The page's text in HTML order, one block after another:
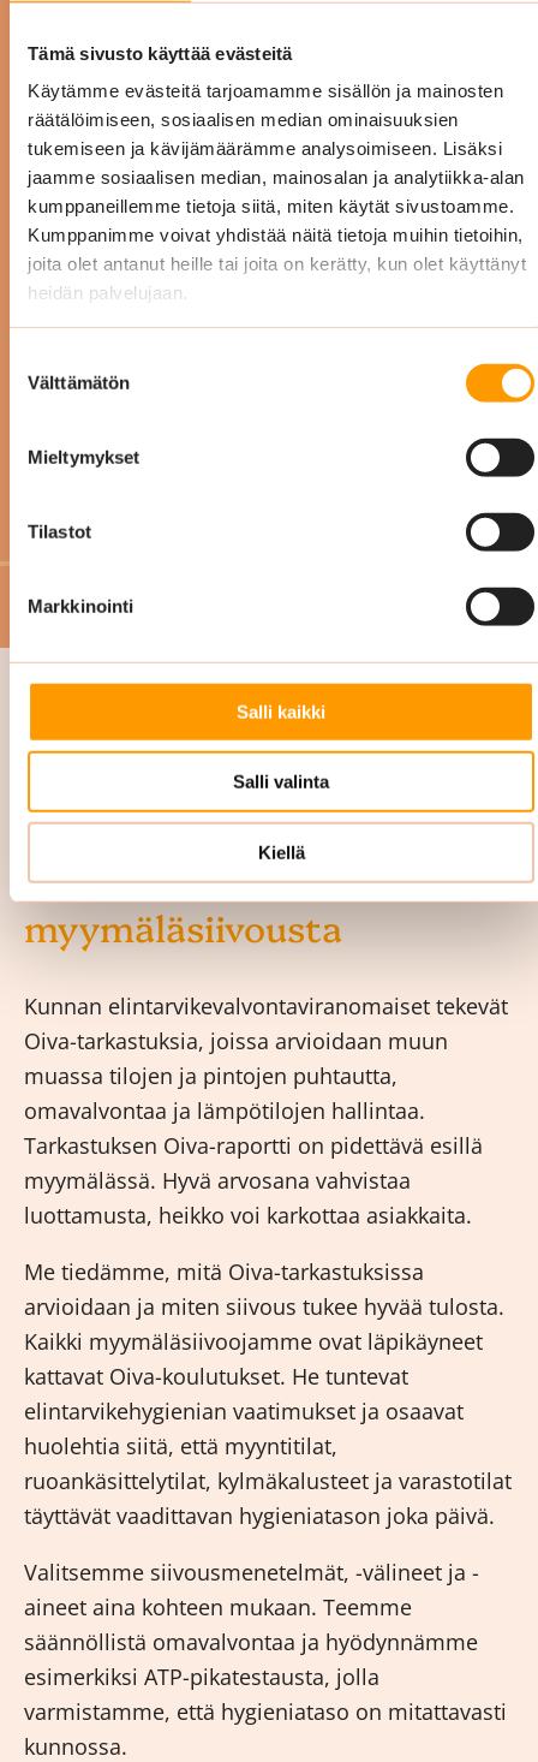
Tämä sivusto käyttää evästeitä
Käytämme evästeitä tarjoamamme sisällön ja mainosten
räätälöimiseen, sosiaalisen median ominaisuuksien
tukemiseen ja kävijämäärämme analysoimiseen. Lisäksi
jaamme sosiaalisen median, mainosalan ja analytiikka-alan
kumppaneillemme tietoja siitä, miten käytät sivustoamme.
Kumppanimme voivat yhdistää näitä tietoja muihin tietoihin,
joita olet antanut heille tai joita on kerätty, kun olet käyttänyt
heidän palvelujaan.
valinta
Välttämätön
Mieltymykset
Tilastot
Markkinointi
Salli kaikki
Salli valinta
Kiellä
Oiva-siivous on osa
kokonaisvaltaista
myymäläsiivousta
Kunnan elintarvikevalvontaviranomaiset tekevät
Oiva-tarkastuksia, joissa arvioidaan muun
muassa tilojen ja pintojen puhtautta,
omavalvontaa ja lämpötilojen hallintaa.
Tarkastuksen Oiva-raportti on pidettävä esillä
myymälässä. Hyvä arvosana vahvistaa
luottamusta, heikko voi karkottaa asiakkaita.
Me tiedämme, mitä Oiva-tarkastuksissa
arvioidaan ja miten siivous tukee hyvää tulosta.
Kaikki myymäläsiivoojamme ovat läpikäyneet
kattavat Oiva-koulutukset. He tuntevat
elintarvikehygienian vaatimukset ja osaavat
huolehtia siitä, että myyntitilat,
ruoankäsittelytilat, kylmäkalusteet ja varastotilat
täyttävät vaadittavan hygieniatason joka päivä.
Valitsemme siivousmenetelmät, -välineet ja -
aineet aina kohteen mukaan. Teemme
säännöllistä omavalvontaa ja hyödynnämme
esimerkiksi ATP-pikatestausta, jolla
varmistamme, että hygieniataso on mitattavasti
kunnossa.